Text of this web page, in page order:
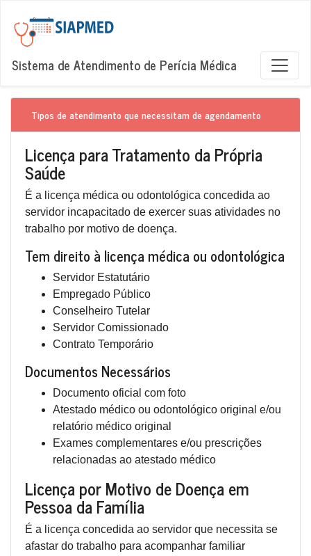
Sistema de Atendimento de Perícia Médica
Tipos de atendimento que necessitam de agendamento
Licença para Tratamento da Própria
Saúde
É a licença médica ou odontológica concedida ao
servidor incapacitado de exercer suas atividades no
trabalho por motivo de doença.
Tem direito à licença médica ou odontológica
Servidor Estatutário
Empregado Público
Conselheiro Tutelar
Servidor Comissionado
Contrato Temporário
Documentos Necessários
Documento oficial com foto
Atestado médico ou odontológico original e/ou
relatório médico original
Exames complementares e/ou prescrições
relacionadas ao atestado médico
Licença por Motivo de Doença em
Pessoa da Família
É a licença concedida ao servidor que necessita se
afastar do trabalho para acompanhar familiar